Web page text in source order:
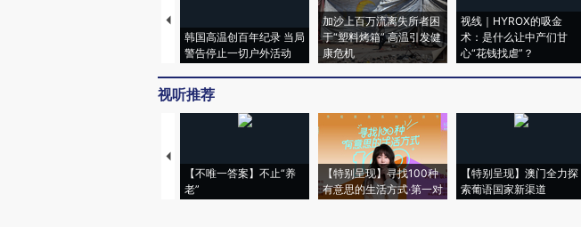
韩国高温创百年纪录 当局
警告停止一切户外活动
加沙上百万流离失所者困
于“塑料烤箱” 高温引发健
康危机
视线｜HYROX的吸金
术：是什么让中产们甘
心“花钱找虐”？
视听推荐
【不唯一答案】不止“养
老”
【特别呈现】寻找100种
有意思的生活方式·第一对
【特别呈现】澳门全力探
索葡语国家新渠道